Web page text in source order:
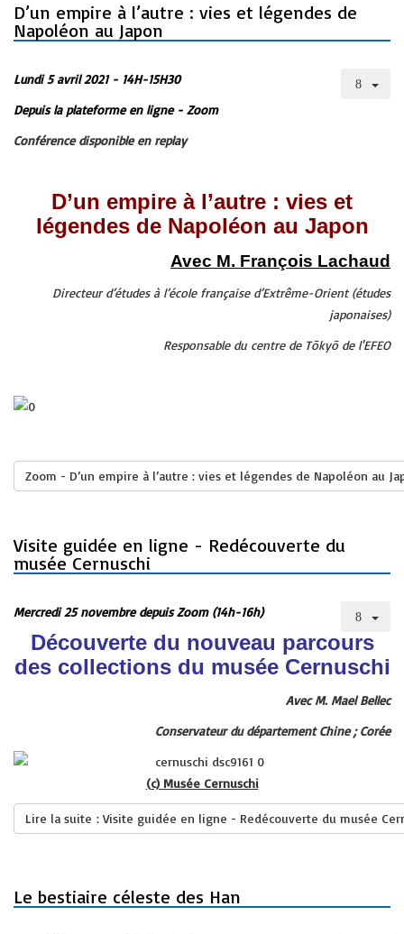
D’un empire à l’autre : vies et légendes de
Napoléon au Japon
Lundi 5 avril 2021 - 14H-15H30
Depuis la plateforme en ligne - Zoom
Conférence disponible en replay
D’un empire à l’autre : vies et
légendes de Napoléon au Japon
Avec M. François Lachaud
Directeur d’études à l’école française d’Extrême-Orient (études
japonaises)
Responsable du centre de Tōkyō de l'EFEO
Zoom - D’un empire à l’autre : vies et légendes de Napoléon au
Visite guidée en ligne - Redécouverte du
musée Cernuschi
Mercredi 25 novembre depuis Zoom (14h-16h)
Découverte du nouveau parcours
des collections du musée Cernuschi
Avec M. Mael Bellec
Conservateur du département Chine ; Corée
(c) Musée Cernuschi
Lire la suite : Visite guidée en ligne - Redécouverte du musée
Le bestiaire céleste des Han